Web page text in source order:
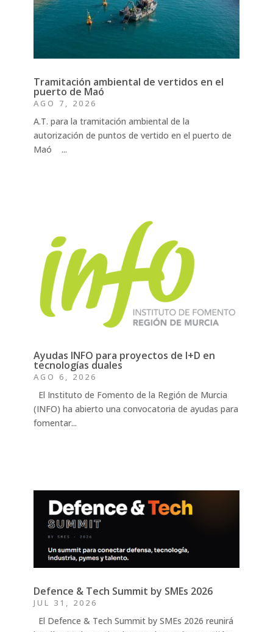
Tramitación ambiental de vertidos en el
puerto de Maó
AGO 7, 2026
A.T. para la tramitación ambiental de la
autorización de puntos de vertido en el puerto de
Maó ...
Ayudas INFO para proyectos de I+D en
tecnologías duales
AGO 6, 2026
El Instituto de Fomento de la Región de Murcia
(INFO) ha abierto una convocatoria de ayudas para
fomentar...
Defence & Tech Summit by SMEs 2026
JUL 31, 2026
El Defence & Tech Summit by SMEs 2026 reunirá